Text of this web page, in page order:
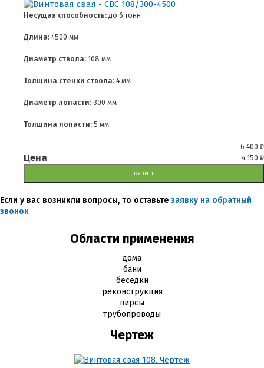
Несущая способность: до 6 тонн
Длина: 4500 мм
Диаметр ствола: 108 мм
Толщина стенки ствола: 4 мм
Диаметр лопасти: 300 мм
Толщина лопасти: 5 мм
6 400 ₽
Цена 4 150 ₽
КУПИТЬ
Если у вас возникли вопросы, то оставьте заявку на обратный
звонок
Области применения
дома
бани
беседки
реконструкция
пирсы
трубопроводы
Чертеж